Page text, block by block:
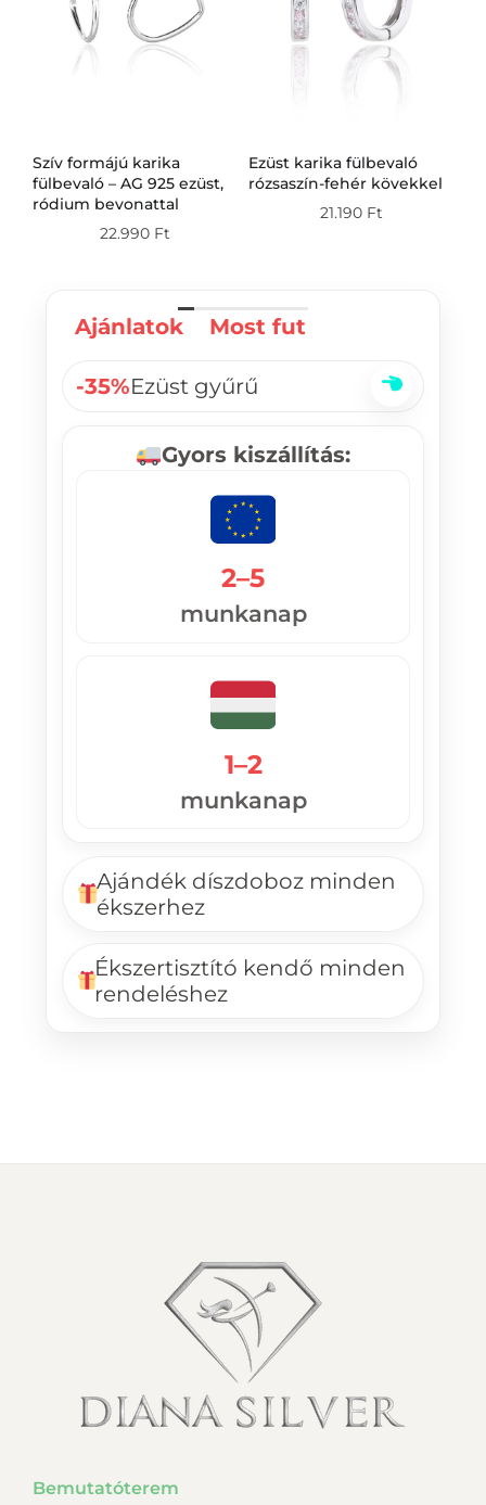
Szív formájú karika
fülbevaló – AG 925 ezüst,
ródium bevonattal
22.990 Ft
Ezüst karika fülbevaló
rózsaszín-fehér kövekkel
21.190 Ft
Ajánlatok Most fut
-35%Ezüst gyűrű
Gyors kiszállítás:
1–2
munkanap
2–5
munkanap
Ajándék díszdoboz minden
ékszerhez
Ékszertisztító kendő minden
rendeléshez
Bemutatóterem